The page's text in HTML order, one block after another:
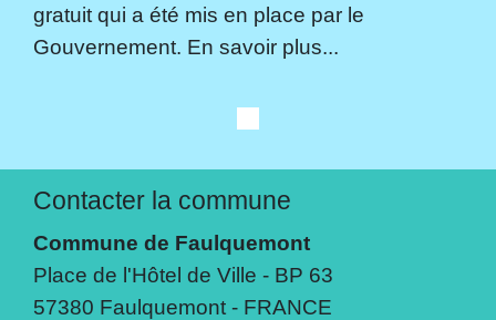
gratuit qui a été mis en place par le
Gouvernement. En savoir plus...
Contacter la commune
Commune de Faulquemont
Place de l'Hôtel de Ville - BP 63
57380 Faulquemont - FRANCE